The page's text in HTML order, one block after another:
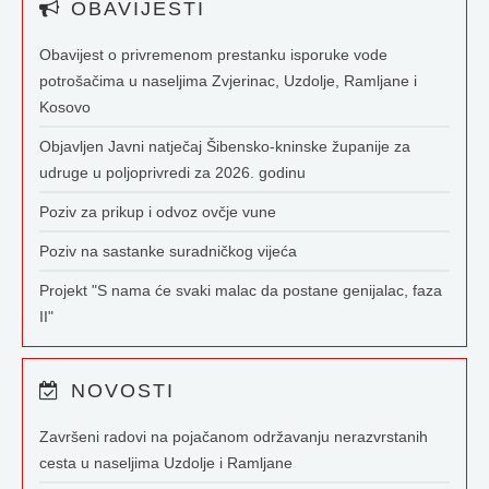
OBAVIJESTI
Obavijest o privremenom prestanku isporuke vode
potrošačima u naseljima Zvjerinac, Uzdolje, Ramljane i
Kosovo
Objavljen Javni natječaj Šibensko-kninske županije za
udruge u poljoprivredi za 2026. godinu
Poziv za prikup i odvoz ovčje vune
Poziv na sastanke suradničkog vijeća
Projekt "S nama će svaki malac da postane genijalac, faza
II"
NOVOSTI
Završeni radovi na pojačanom održavanju nerazvrstanih
cesta u naseljima Uzdolje i Ramljane